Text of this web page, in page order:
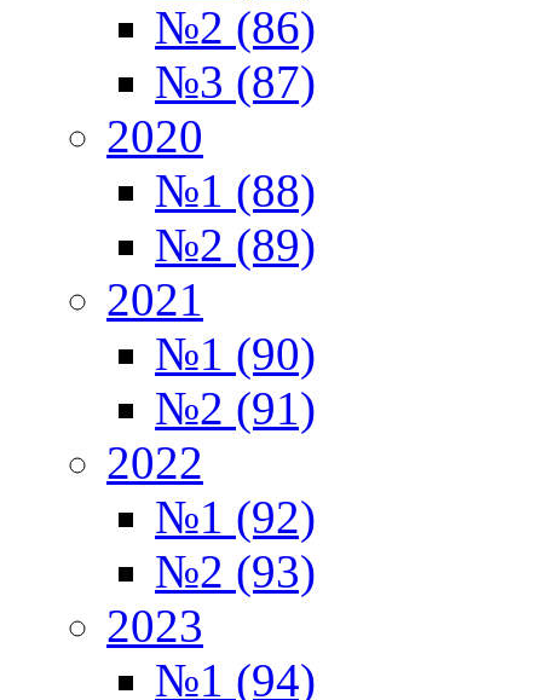
№2 (86)
№3 (87)
2020
№1 (88)
№2 (89)
2021
№1 (90)
№2 (91)
2022
№1 (92)
№2 (93)
2023
№1 (94)